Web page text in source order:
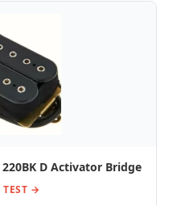
D Activator Bridge
TEST →